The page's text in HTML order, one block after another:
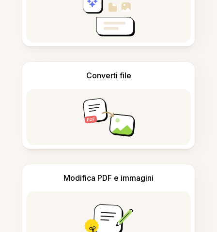
Converti file
Modifica PDF e immagini